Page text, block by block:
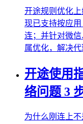
开途规则优化上
现已支持按应
连；并针对微
属优化，解决代
开途使用
络问题 3
为什么刚连上